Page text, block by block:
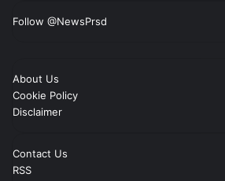
Follow @NewsPrsd
About Us
Cookie Policy
Disclaimer
Contact Us
RSS